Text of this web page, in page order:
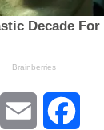
Twitter Email